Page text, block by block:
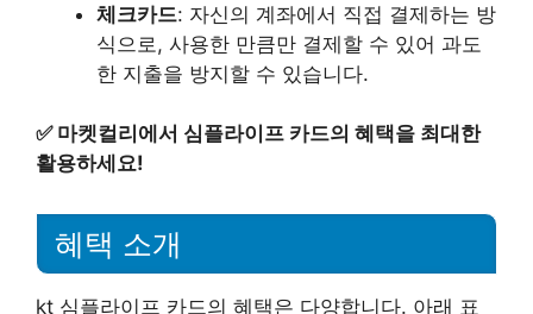
체크카드: 자신의 계좌에서 직접 결제하는 방
식으로, 사용한 만큼만 결제할 수 있어 과도
한 지출을 방지할 수 있습니다.
✅ 마켓컬리에서 심플라이프 카드의 혜택을 최대한
활용하세요!
혜택 소개
kt 심플라이프 카드의 혜택은 다양합니다. 아래 표